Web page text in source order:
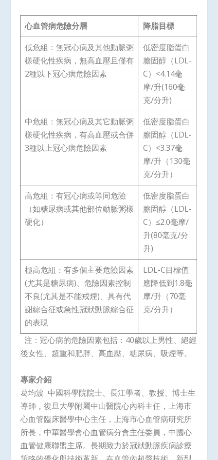
心血管病危險分層
降脂目標
低危組：無冠心病及其他動脈粥
樣硬化性疾病，無高血壓且僅有
2種以下冠心病危險因素
低密度脂蛋白
膽固醇（LDL-
C）<4.14毫
摩/升(160毫
克/分升)
中危組：無冠心病及其它動脈粥
樣硬化性疾病，有高血壓或合併
3種以上冠心病危險因素
低密度脂蛋白
膽固醇（LDL-
C）<3.37毫
摩/升（130毫
克/分升）
高危組：有冠心病或等同危險
（如糖尿病或其他部位動脈粥樣
硬化）
低密度脂蛋白
膽固醇（LDL-
C）≤2.0毫摩/
升(80毫克/分
升)
極高危組：有多個主要危險因素
(尤其是糖尿病)、危險因素控制
不良(尤其是不能戒煙)、具有代
謝綜合征或急性冠狀動脈綜合征
的表現
LDL-C目標值
應降低到1.8毫
摩/升（70毫
克/分升）
注：冠心病的危險因素包括：40歲以上男性、絕經
後女性、超重和肥胖、高血壓、糖尿病、吸煙等。
專家介紹
葛均波 中國科學院院士、長江學者、教授、博士生
導師，復旦大學附屬中山醫院心內科主任，上海市
心血管臨床醫學中心主任，上海市心血管病研究所
所長，中華醫學會心血管病分會主任委員，中國心
血管健康聯盟主席。長期致力於冠狀動脈疾病診療